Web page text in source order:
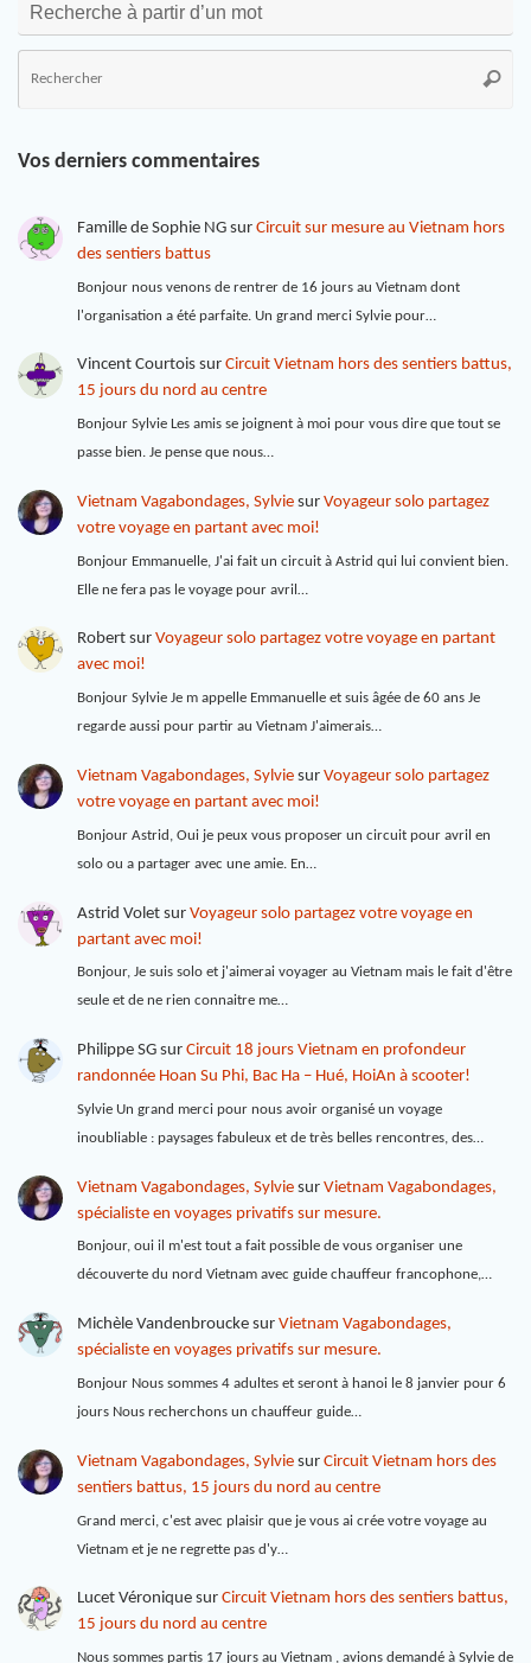
Recherche à partir d’un mot
Vos derniers commentaires
Famille de Sophie NGsur Circuit sur mesure au Vietnam hors
des sentiers battus
Bonjour nous venons de rentrer de 16 jours au Vietnam dont
l'organisation a été parfaite. Un grand merci Sylvie pour…
Vincent Courtoissur Circuit Vietnam hors des sentiers battus,
15 jours du nord au centre
Bonjour Sylvie Les amis se joignent à moi pour vous dire que tout se
passe bien. Je pense que nous…
Vietnam Vagabondages, Sylviesur Voyageur solo partagez
votre voyage en partant avec moi!
Bonjour Emmanuelle, J'ai fait un circuit à Astrid qui lui convient bien.
Elle ne fera pas le voyage pour avril…
Robertsur Voyageur solo partagez votre voyage en partant
avec moi!
Bonjour Sylvie Je m appelle Emmanuelle et suis âgée de 60 ans Je
regarde aussi pour partir au Vietnam J'aimerais…
Vietnam Vagabondages, Sylviesur Voyageur solo partagez
votre voyage en partant avec moi!
Bonjour Astrid, Oui je peux vous proposer un circuit pour avril en
solo ou a partager avec une amie. En…
Astrid Voletsur Voyageur solo partagez votre voyage en
partant avec moi!
Bonjour, Je suis solo et j'aimerai voyager au Vietnam mais le fait d'être
seule et de ne rien connaitre me…
Philippe SGsur Circuit 18 jours Vietnam en profondeur
randonnée Hoan Su Phi, Bac Ha – Hué, HoiAn à scooter!
Sylvie Un grand merci pour nous avoir organisé un voyage
inoubliable : paysages fabuleux et de très belles rencontres, des…
Vietnam Vagabondages, Sylviesur Vietnam Vagabondages,
spécialiste en voyages privatifs sur mesure.
Bonjour, oui il m'est tout a fait possible de vous organiser une
découverte du nord Vietnam avec guide chauffeur francophone,…
Michèle Vandenbrouckesur Vietnam Vagabondages,
spécialiste en voyages privatifs sur mesure.
Bonjour Nous sommes 4 adultes et seront à hanoi le 8 janvier pour 6
jours Nous recherchons un chauffeur guide…
Vietnam Vagabondages, Sylviesur Circuit Vietnam hors des
sentiers battus, 15 jours du nord au centre
Grand merci, c'est avec plaisir que je vous ai crée votre voyage au
Vietnam et je ne regrette pas d'y…
Lucet Véroniquesur Circuit Vietnam hors des sentiers battus,
15 jours du nord au centre
Nous sommes partis 17 jours au Vietnam , avions demandé à Sylvie de